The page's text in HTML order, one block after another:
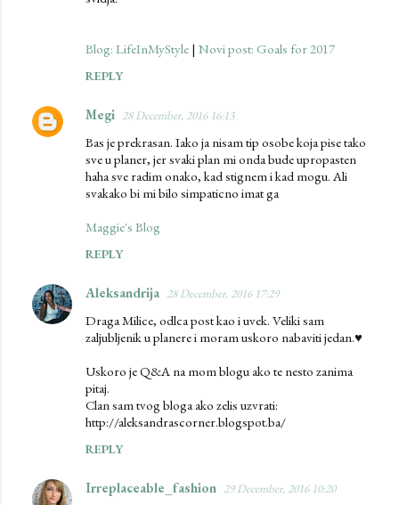
Blog: LifeInMyStyle | Novi post: Goals for 2017
REPLY
Megi 28 December, 2016 16:13
Bas je prekrasan. Iako ja nisam tip osobe koja pise tako
sve u planer, jer svaki plan mi onda bude upropasten
haha sve radim onako, kad stignem i kad mogu. Ali
svakako bi mi bilo simpaticno imat ga
Maggie's Blog
REPLY
Aleksandrija 28 December, 2016 17:29
Draga Milice, odlca post kao i uvek. Veliki sam
zaljubljenik u planere i moram uskoro nabaviti jedan.♥
Uskoro je Q&A na mom blogu ako te nesto zanima
pitaj.
Clan sam tvog bloga ako zelis uzvrati:
http://aleksandrascorner.blogspot.ba/
REPLY
Irreplaceable_fashion 29 December, 2016 10:20